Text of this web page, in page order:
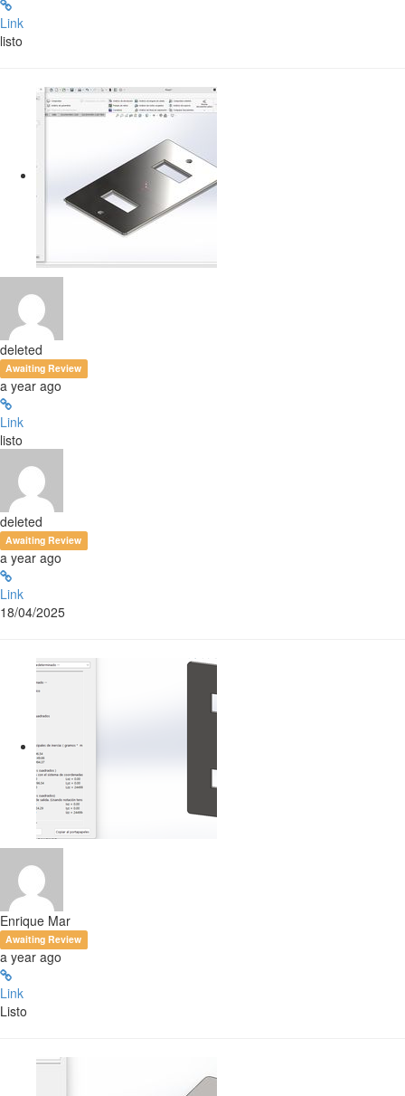
Link
listo
deleted
Awaiting Review
a year ago
Link
listo
deleted
Awaiting Review
a year ago
Link
18/04/2025
Enrique Mar
Awaiting Review
a year ago
Link
Listo